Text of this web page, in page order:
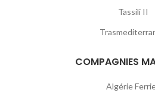
Tassili II
COMPAGNIES
Algérie